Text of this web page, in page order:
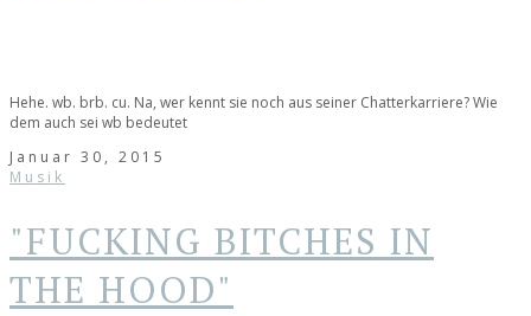
Hehe. wb. brb. cu. Na, wer kennt sie noch aus seiner Chatterkarriere? Wie
dem auch sei wb bedeutet
Januar 30, 2015
Musik
"FUCKING BITCHES IN
THE HOOD"